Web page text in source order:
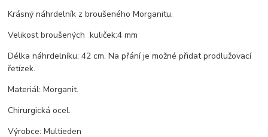
Krásný náhrdelník z broušeného Morganitu.
Velikost broušených kuliček:4 mm
Délka náhrdelníku: 42 cm. Na přání je možné přidat prodlužovací
řetízek.
Materiál: Morganit.
Chirurgická ocel.
Výrobce: Multieden